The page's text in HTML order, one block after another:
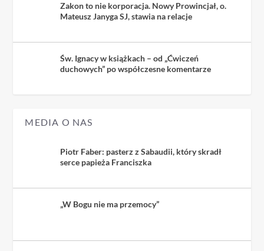
Zakon to nie korporacja. Nowy Prowincjał, o.
Mateusz Janyga SJ, stawia na relacje
Św. Ignacy w książkach – od „Ćwiczeń
duchowych” po współczesne komentarze
MEDIA O NAS
Piotr Faber: pasterz z Sabaudii, który skradł
serce papieża Franciszka
„W Bogu nie ma przemocy”